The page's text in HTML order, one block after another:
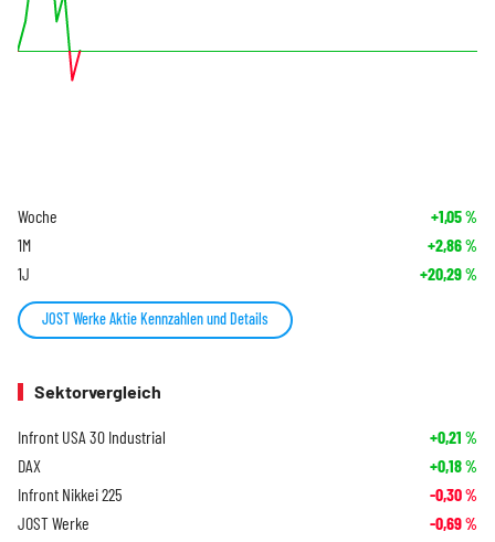
Woche +1,05%
1M +2,86%
1J +20,29%
JOST Werke Aktie Kennzahlen und Details
Sektorvergleich
Infront USA 30 Industrial +0,21 %
DAX +0,18%
Infront Nikkei 225 -0,30%
JOST Werke -0,69%